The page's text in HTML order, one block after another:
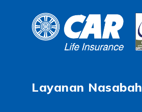
Layanan Nasabah